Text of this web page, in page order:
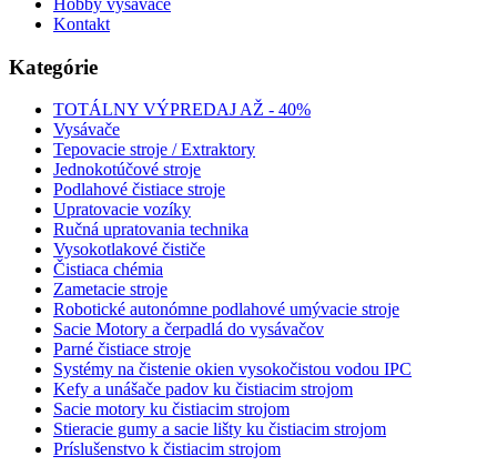
Hobby vysávače
Kontakt
Kategórie
TOTÁLNY VÝPREDAJ AŽ - 40%
Vysávače
Tepovacie stroje / Extraktory
Jednokotúčové stroje
Podlahové čistiace stroje
Upratovacie vozíky
Ručná upratovania technika
Vysokotlakové čističe
Čistiaca chémia
Zametacie stroje
Robotické autonómne podlahové umývacie stroje
Sacie Motory a čerpadlá do vysávačov
Parné čistiace stroje
Systémy na čistenie okien vysokočistou vodou IPC
Kefy a unášače padov ku čistiacim strojom
Sacie motory ku čistiacim strojom
Stieracie gumy a sacie lišty ku čistiacim strojom
Príslušenstvo k čistiacim strojom